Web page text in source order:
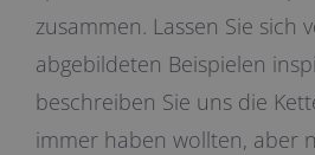
zusammen. Lassen Sie sich
abgebildeten Beispielen
beschreiben Sie uns die
immer haben wollten, aber